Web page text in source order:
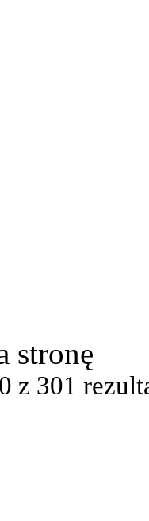
stronę
z 301